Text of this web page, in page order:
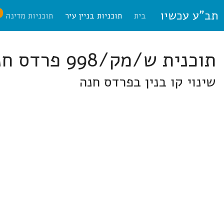
תב"ע עכשיו בית תוכניות בניין עיר תוכניות מדינה
תוכנית ש/מק/998 פרדס חנה-כרכור
שינוי קו בנין בפרדס חנה